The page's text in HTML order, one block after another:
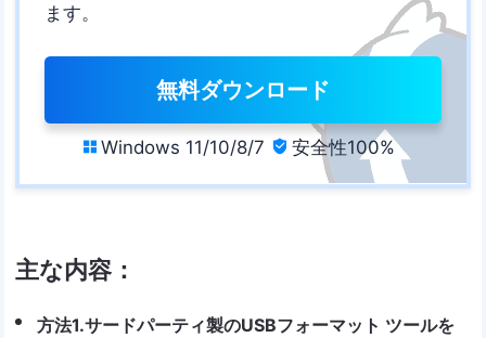
ます。
無料ダウンロード
 Windows 11/10/8/7  安全性100%
主な内容：
方法1.サードパーティ製のUSBフォーマット ツールを